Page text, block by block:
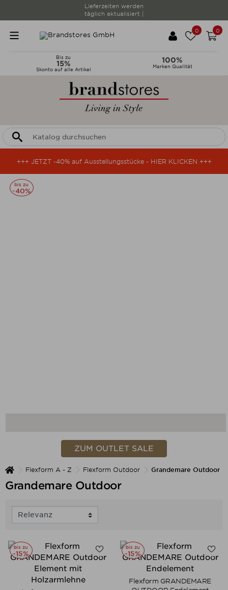
Lieferzeiten werden
täglich aktualisiert |
0 0
Bis zu
15%
Skonto auf alle Artikel
100%
Marken Qualität
+++ JETZT -40% auf Ausstellungsstücke - HIER KLICKEN +++
bis zu
-40%
ZUM OUTLET SALE
Flexform A - Z Flexform Outdoor Grandemare Outdoor
Grandemare Outdoor
bis zu
-15%
bis zu
-15%
Flexform GRANDEMARE